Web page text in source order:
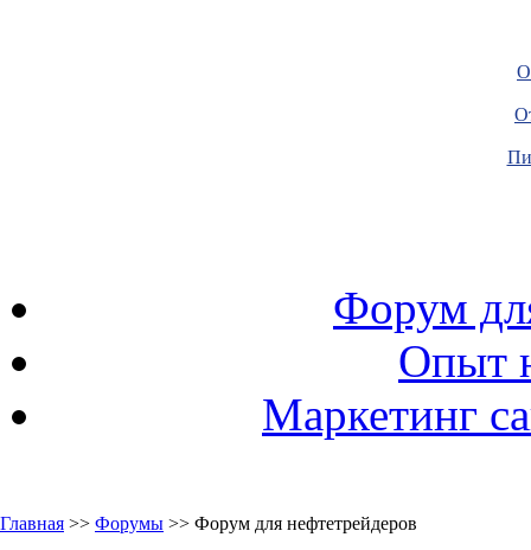
Форум
Опыт
Маркетинг
Главная >> Форумы >> Форум для нефтетрейдеров